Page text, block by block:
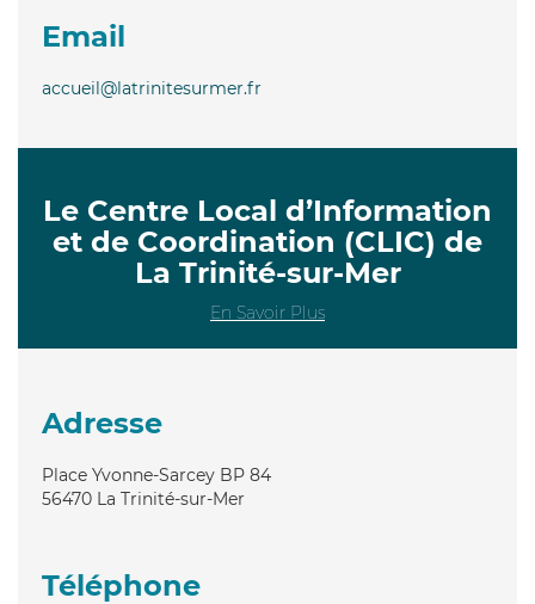
Email
accueil@latrinitesurmer.fr
Le Centre Local d’Information
et de Coordination (CLIC) de
La Trinité-sur-Mer
En Savoir Plus
Adresse
Place Yvonne-Sarcey BP 84
56470 La Trinité-sur-Mer
Téléphone